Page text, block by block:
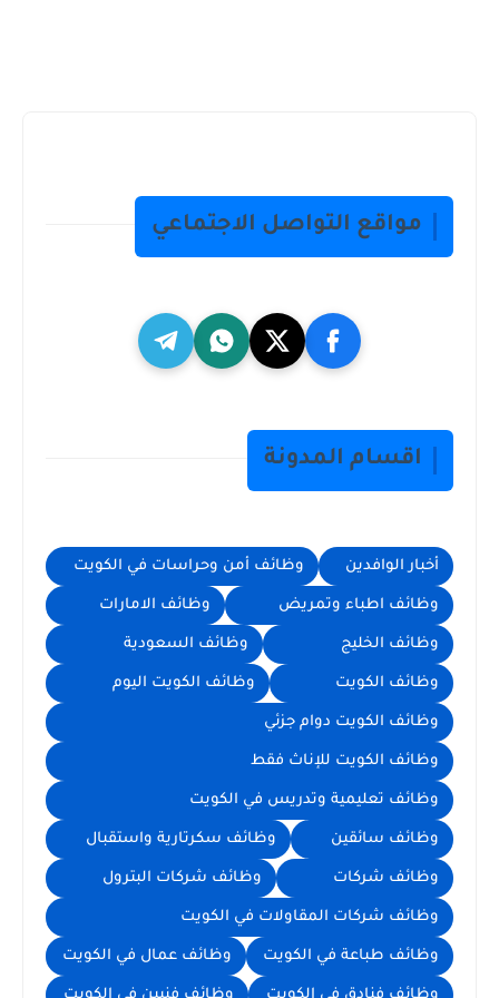
مواقع التواصل الاجتماعي
اقسام المدونة
أخبار الوافدين وظائف أمن وحراسات في الكويت
وظائف اطباء وتمريض وظائف الامارات
وظائف الخليج وظائف السعودية
وظائف الكويت وظائف الكويت اليوم
وظائف الكويت دوام جزئي
وظائف الكويت للإناث فقط
وظائف تعليمية وتدريس في الكويت
وظائف سائقين وظائف سكرتارية واستقبال
وظائف شركات وظائف شركات البترول
وظائف شركات المقاولات في الكويت
وظائف طباعة في الكويت وظائف عمال في الكويت